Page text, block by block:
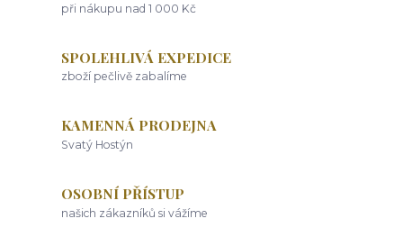
při nákupu nad 1 000 Kč
SPOLEHLIVÁ EXPEDICE
zboží pečlivě zabalíme
KAMENNÁ PRODEJNA
Svatý Hostýn
OSOBNÍ PŘÍSTUP
našich zákazníků si vážíme